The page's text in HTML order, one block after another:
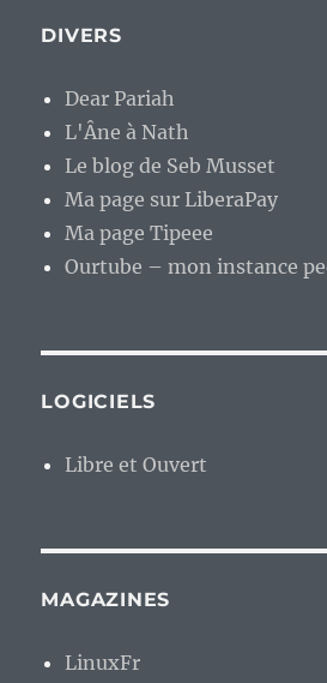
DIVERS
Dear Pariah
L'Âne à Nath
Le blog de Seb Musset
Ma page sur LiberaPay
Ma page Tipeee
Ourtube – mon instance
LOGICIELS
Libre et Ouvert
MAGAZINES
LinuxFr